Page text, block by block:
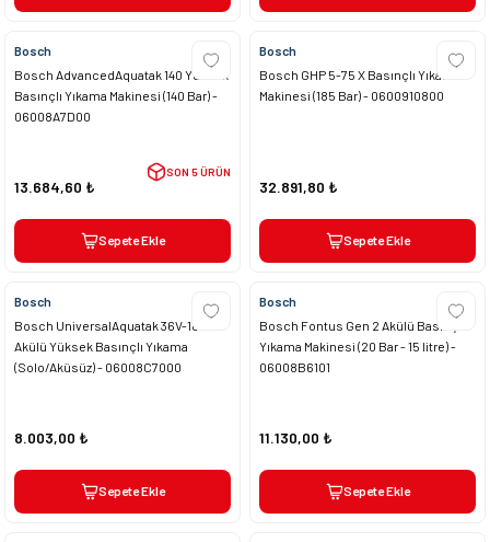
Bosch
Bosch AdvancedAquatak 140 Yüksek
Basınçlı Yıkama Makinesi (140 Bar) -
06008A7D00
13.684,60 ₺
SON 5 ÜRÜN
Sepete Ekle
Bosch
Bosch GHP 5-75 X Basınçlı Yıkama
Makinesi (185 Bar) - 0600910800
32.891,80 ₺
Sepete Ekle
Bosch
Bosch UniversalAquatak 36V-100
Akülü Yüksek Basınçlı Yıkama
(Solo/Aküsüz) - 06008C7000
8.003,00 ₺
Sepete Ekle
Bosch
Bosch Fontus Gen 2 Akülü Basınçlı
Yıkama Makinesi (20 Bar - 15 litre) -
06008B6101
11.130,00 ₺
Sepete Ekle